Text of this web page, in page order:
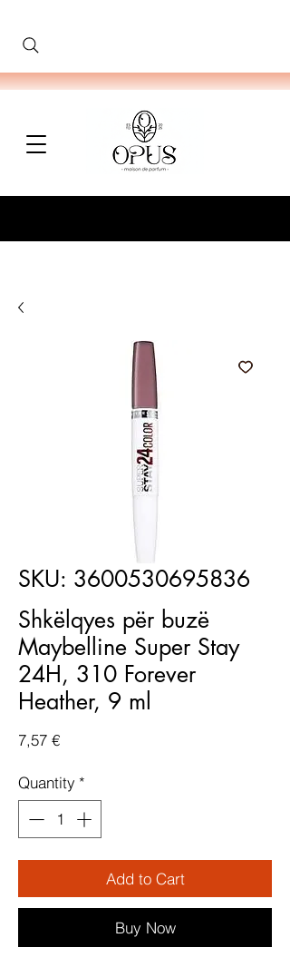
SKU: 3600530695836
Shkëlqyes për buzë
Maybelline Super Stay
24H, 310 Forever
Heather, 9 ml
7,57 €Price
Quantity *
Add to Cart
Buy Now